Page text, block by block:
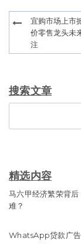
Post
navigation
宜购市场上市
价零售龙头未
注
搜索文章
精选内容
马六甲经济繁荣背
难？
WhatsApp贷款广告